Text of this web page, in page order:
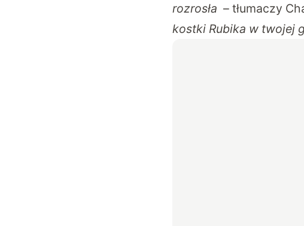
rozrosła – tłumaczy
kostki Rubika w twojej